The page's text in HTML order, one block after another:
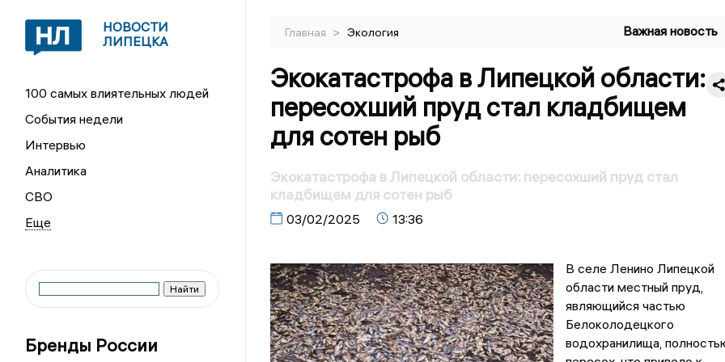
НОВОСТИ
ЛИПЕЦКА
100 самых влиятельных людей
События недели
Интервью
Аналитика
СВО
Бренды России
Главная > Экология Важная новость
Экокатастрофа в Липецкой области:
пересохший пруд стал кладбищем
для сотен рыб
Экокатастрофа в Липецкой области: пересохший пруд стал
кладбищем для сотен рыб
03/02/2025 13:36
В селе Ленино Липецкой
области местный пруд,
являющийся частью
Белоколодецкого
водохранилища,